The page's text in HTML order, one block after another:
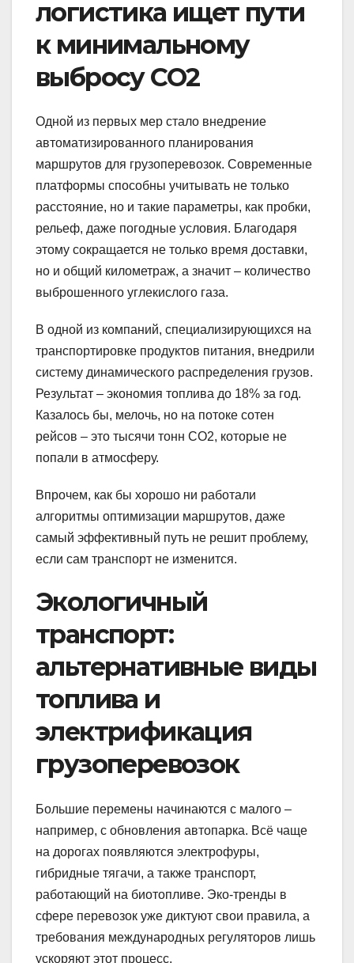
логистика ищет пути
к минимальному
выбросу CO2
Одной из первых мер стало внедрение
автоматизированного планирования
маршрутов для грузоперевозок. Современные
платформы способны учитывать не только
расстояние, но и такие параметры, как пробки,
рельеф, даже погодные условия. Благодаря
этому сокращается не только время доставки,
но и общий километраж, а значит – количество
выброшенного углекислого газа.
В одной из компаний, специализирующихся на
транспортировке продуктов питания, внедрили
систему динамического распределения грузов.
Результат – экономия топлива до 18% за год.
Казалось бы, мелочь, но на потоке сотен
рейсов – это тысячи тонн CO2, которые не
попали в атмосферу.
Впрочем, как бы хорошо ни работали
алгоритмы оптимизации маршрутов, даже
самый эффективный путь не решит проблему,
если сам транспорт не изменится.
Экологичный
транспорт:
альтернативные виды
топлива и
электрификация
грузоперевозок
Большие перемены начинаются с малого –
например, с обновления автопарка. Всё чаще
на дорогах появляются электрофуры,
гибридные тягачи, а также транспорт,
работающий на биотопливе. Эко-тренды в
сфере перевозок уже диктуют свои правила, а
требования международных регуляторов лишь
ускоряют этот процесс.